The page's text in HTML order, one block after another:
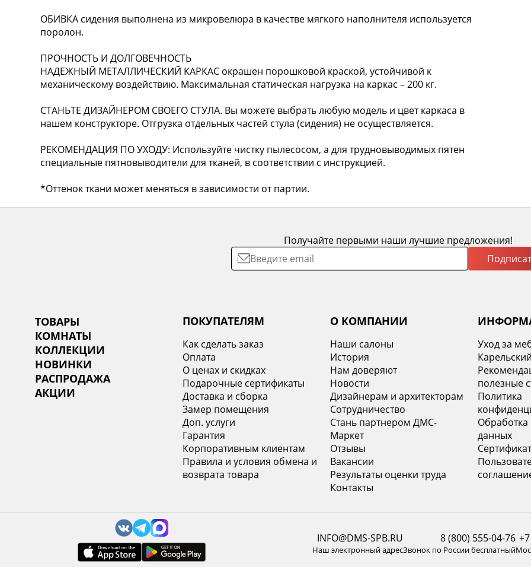
ОБИВКА сидения выполнена из микровелюра в качестве мягкого наполнителя используется
поролон.
ПРОЧНОСТЬ И ДОЛГОВЕЧНОСТЬ
НАДЕЖНЫЙ МЕТАЛЛИЧЕСКИЙ КАРКАС окрашен порошковой краской, устойчивой к
механическому воздействию. Максимальная статическая нагрузка на каркас – 200 кг.
СТАНЬТЕ ДИЗАЙНЕРОМ СВОЕГО СТУЛА. Вы можете выбрать любую модель и цвет каркаса в
нашем конструкторе. Отгрузка отдельных частей стула (сидения) не осуществляется.
РЕКОМЕНДАЦИЯ ПО УХОДУ: Используйте чистку пылесосом, а для трудновыводимых пятен
специальные пятновыводители для тканей, в соответствии с инструкцией.
*Оттенок ткани может меняться в зависимости от партии.
Получайте первыми наши лучшие предложения!
ТОВАРЫ
КОМНАТЫ
КОЛЛЕКЦИИ
НОВИНКИ
РАСПРОДАЖА
АКЦИИ
ПОКУПАТЕЛЯМ
Как сделать заказ
Оплата
О ценах и скидках
Подарочные сертификаты
Доставка и сборка
Замер помещения
Доп. услуги
Гарантия
Корпоративным клиентам
Правила и условия обмена и
возврата товара
О КОМПАНИИ
Наши салоны
История
Нам доверяют
Новости
Дизайнерам и архитекторам
Сотрудничество
Стань партнером ДМС-
Маркет
Отзывы
Вакансии
Результаты оценки труда
Контакты
Уход за
полезные
Политика
данных
INFO@DMS-SPB.RU
Наш электронный адрес
8 (800) 555-04-76
Звонок по России бесплатный